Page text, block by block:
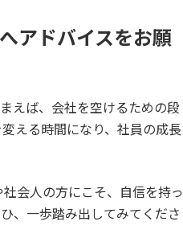
アドバイスをお願
えば、会社を空けるための段
える時間になり、社員の成長
会人の方にこそ、自信を持っ
、一歩踏み出してみてくださ